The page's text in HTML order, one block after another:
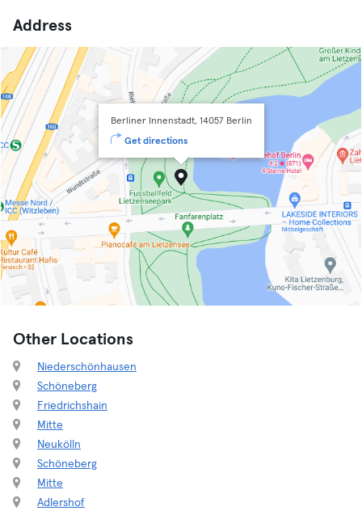
Address
Berliner Innenstadt, 14057 Berlin
Get directions
Other Locations
Niederschönhausen
Schöneberg
Friedrichshain
Mitte
Neukölln
Schöneberg
Mitte
Adlershof